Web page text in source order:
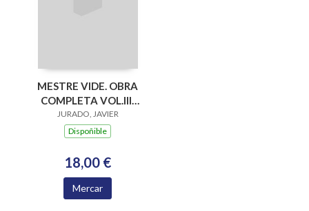
MESTRE VIDE. OBRA
COMPLETA VOL.III:
MUSICA CORAL
JURADO, JAVIER
Dispoñible
18,00 €
Mercar